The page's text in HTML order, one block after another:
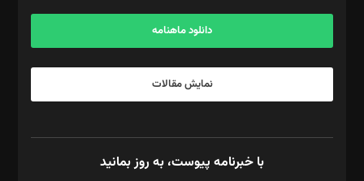
آگهی و مشترکین: ۰۹۱۹۹۹۹۰۴۵۴
دانلود ماهنامه
نمایش مقالات
با خبرنامه پیوست، به روز بمانید